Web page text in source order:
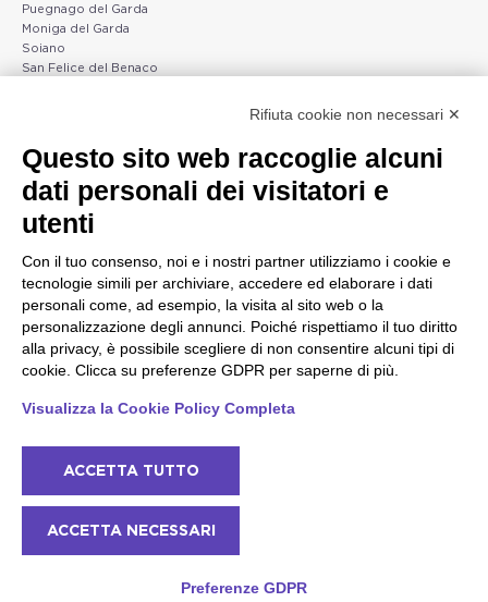
Puegnago del Garda
Moniga del Garda
Soiano
San Felice del Benaco
Peschiera e la costa
veneta
Lazise
Bardolino
Peschiera del Garda
Valeggio sul Mincio
San Giorgio di Valpolicella
Garda
Negrar di Valpolicella
Pedemonte
Ponti sul Mincio
Gargnano e l'Alto Garda
Gargnano
Arco
Campione
Nago-Torbole
Torbole
Bleggio superiore
Villa Lagarina
Ledro
© 2022 NowMyPlace Srl P. Iva 02991060340
Contatti
Rifiuta cookie non necessari ✕
Questo sito web raccoglie alcuni
dati personali dei visitatori e
utenti
Con il tuo consenso, noi e i nostri partner utilizziamo i cookie e
tecnologie simili per archiviare, accedere ed elaborare i dati
personali come, ad esempio, la visita al sito web o la
personalizzazione degli annunci. Poiché rispettiamo il tuo diritto
alla privacy, è possibile scegliere di non consentire alcuni tipi di
cookie. Clicca su preferenze GDPR per saperne di più.
Visualizza la Cookie Policy Completa
ACCETTA TUTTO
ACCETTA NECESSARI
Preferenze GDPR